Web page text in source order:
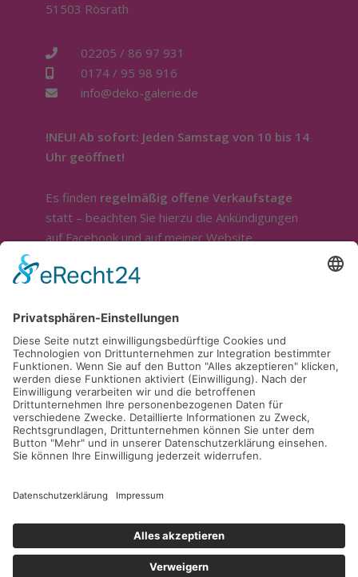
51503 Rösrath
02205 / 86 97 931
0174 / 95 98 916
info@deko-galerie.de
!NEU! Ab sofort: Jeden Samstag von 10 bis 14
Uhr geöffnet!
Es finden regelmäßig offene Verkaufstage
statt – beachten Sie hierzu die Ankündigungen
auf Facebook und auf meiner Website.
Sonstige Öffnung nur nach telefonischer
Für die Beratung und Bemusterung stehe ich
sehr gerne zur Verfügung. Sie erreichen mich
telefonisch unter0174 / 9598916.
Kontakt
Cookie-Einstellungen